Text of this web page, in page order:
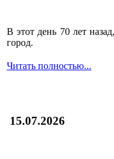
В этот день 70 лет
город.
Читать полностью...
15.07.2026